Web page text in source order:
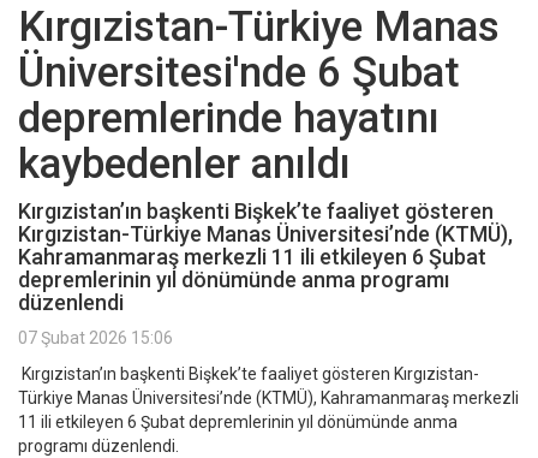
Kırgızistan-Türkiye Manas
Üniversitesi'nde 6 Şubat
depremlerinde hayatını
kaybedenler anıldı
Kırgızistan’ın başkenti Bişkek’te faaliyet gösteren
Kırgızistan-Türkiye Manas Üniversitesi’nde (KTMÜ),
Kahramanmaraş merkezli 11 ili etkileyen 6 Şubat
depremlerinin yıl dönümünde anma programı
düzenlendi
07 Şubat 2026 15:06
Kırgızistan’ın başkenti Bişkek’te faaliyet gösteren Kırgızistan-
Türkiye Manas Üniversitesi’nde (KTMÜ), Kahramanmaraş merkezli
11 ili etkileyen 6 Şubat depremlerinin yıl dönümünde anma
programı düzenlendi.